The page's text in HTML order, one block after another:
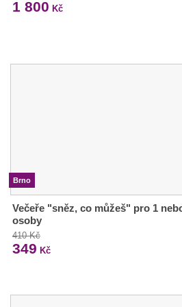
1 800 Kč
Brno
Večeře "sněz, co můžeš" pro 1
osoby
410 Kč
349 Kč